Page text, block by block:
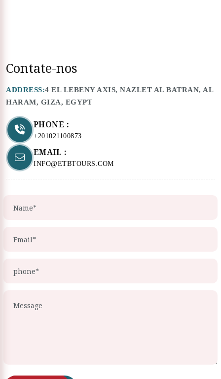
Contate-nos
ADDRESS:4 EL LEBENY AXIS, NAZLET AL BATRAN, AL
HARAM, GIZA, EGYPT
PHONE :
+201021100873
EMAIL :
INFO@ETBTOURS.COM